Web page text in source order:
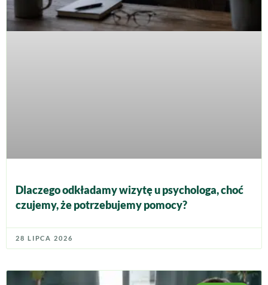
Dlaczego odkładamy wizytę u psychologa, choć
czujemy, że potrzebujemy pomocy?
28 LIPCA 2026